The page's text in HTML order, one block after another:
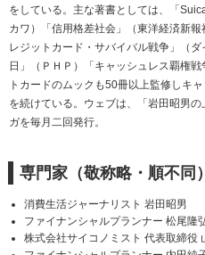
をしている。主な著書としては、「
カワ）「信用格差社会」（東洋経済新
レジットカード・サバイバル戦争」（
日」（ＰＨＰ）「キャッシュレス覇権
トカードのムックも50冊以上監修しキ
を続けている。ウェブは、「岩田昭男
ガを毎月二回発行。
専門家（敬称略・順不同）
消費生活ジャーナリスト 岩田昭男
ファイナンシャルプランナー 松尾隆
株式会社サイコノミスト 代表取締役